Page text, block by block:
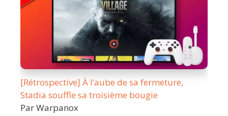
[Rétrospective] À l’aube de sa fermeture,
Stadia souffle sa troisième bougie
Par Warpanox